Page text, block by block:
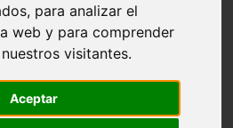
para analizar el
web y para comprender
visitantes.
Aceptar